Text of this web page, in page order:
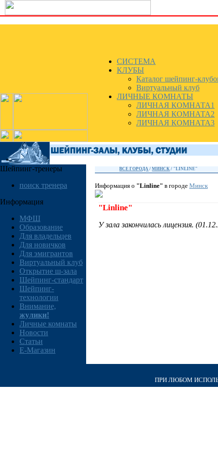
СИСТЕМА
КЛУБЫ
Каталог шейпинг-
Виртуальный клуб
ЛИЧНЫЕ КОМНАТЫ
ЛИЧНАЯ КОМНАТА1
ЛИЧНАЯ КОМНАТА2
ЛИЧНАЯ КОМНАТА3
Шейпинг-тренеры
поиск тренера
Информация
МФШ
Образование
Для владельцев
Для новичков
Для эмигрантов
Виртуальный клуб
Открытие ш-зала
Шейпинг-стандарт
Шейпинг-
технологии
Внимание,
жулики!
Личные комнаты
Новости
Статьи
E-Магазин
ВСЕ ГОРОДА /МИНСК / "LINLINE"
Информация о "Linline" в городе Минск
"Linline"
У зала закончилась лицензия.
ПРИ ЛЮБОМ